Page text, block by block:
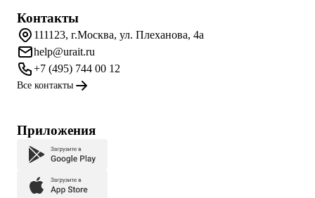
Контакты
111123, г.Москва, ул. Плеханова, 4а
help@urait.ru
+7 (495) 744 00 12
Все контакты
Приложения